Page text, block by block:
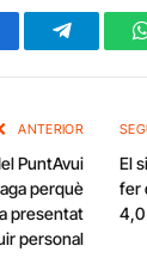
Telegram
ANTERIOR
PuntAvui
perquè
presentat
personal
El
fer
4,0